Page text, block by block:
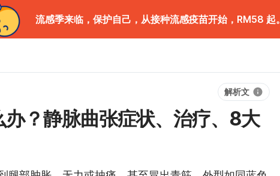
流感季来临，保护自己，从接种流感疫苗开始，RM58 起
解析文
？静脉曲张症状、治疗、8大